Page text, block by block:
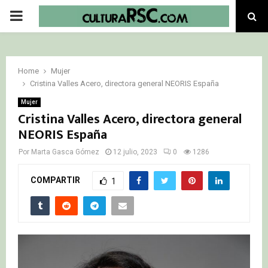
PRIMARY
Home
Mujer
Cristina Valles Acero, directora general NEORIS España
Mujer
Cristina Valles Acero, directora general
NEORIS España
Por Marta Gasca Gómez 12 julio, 2023 0 1286
COMPARTIR 1